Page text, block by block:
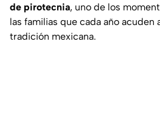
de pirotecnia, uno de los
las familias que cada año acuden
tradición mexicana.